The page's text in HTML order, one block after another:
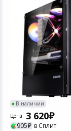
В наличии
Цена
3 620
905 в Сплит